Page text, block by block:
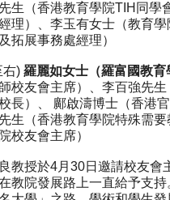
生（香港教育學院TIH同學
理）、李玉有女士（教育
拓展事務處經理）
右) 羅麗如女士（羅富國教育
校友會主席）、李百強先
長）、 鄺啟濤博士（香港
生（香港教育學院特殊需
校友會主席）
教授於4月30日邀請校友
教院發展路上一直給予支